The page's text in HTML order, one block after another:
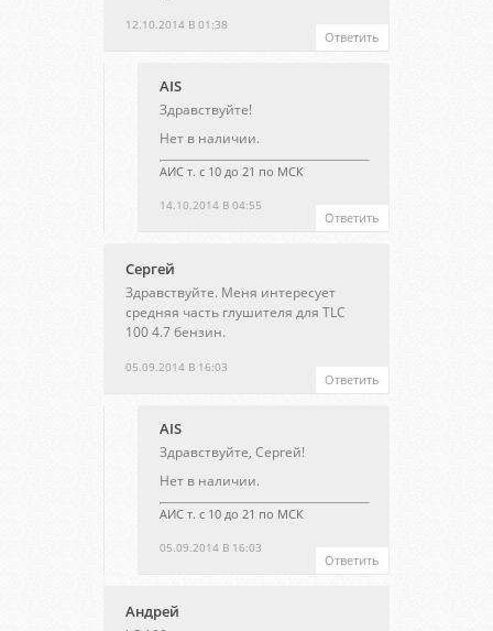
12.10.2014 В 01:38
Ответить
AIS
14.10.2014 В 04:55
Здравствуйте!
Нет в наличии.
АИС т. с 10 до 21 по МСК
Ответить
Сергей
05.09.2014 В 16:03
Здравствуйте. Меня интересует
средняя часть глушителя для TLC
100 4.7 бензин.
Ответить
AIS
05.09.2014 В 16:03
Здравствуйте, Сергей!
Нет в наличии.
АИС т. с 10 до 21 по МСК
Ответить
Андрей